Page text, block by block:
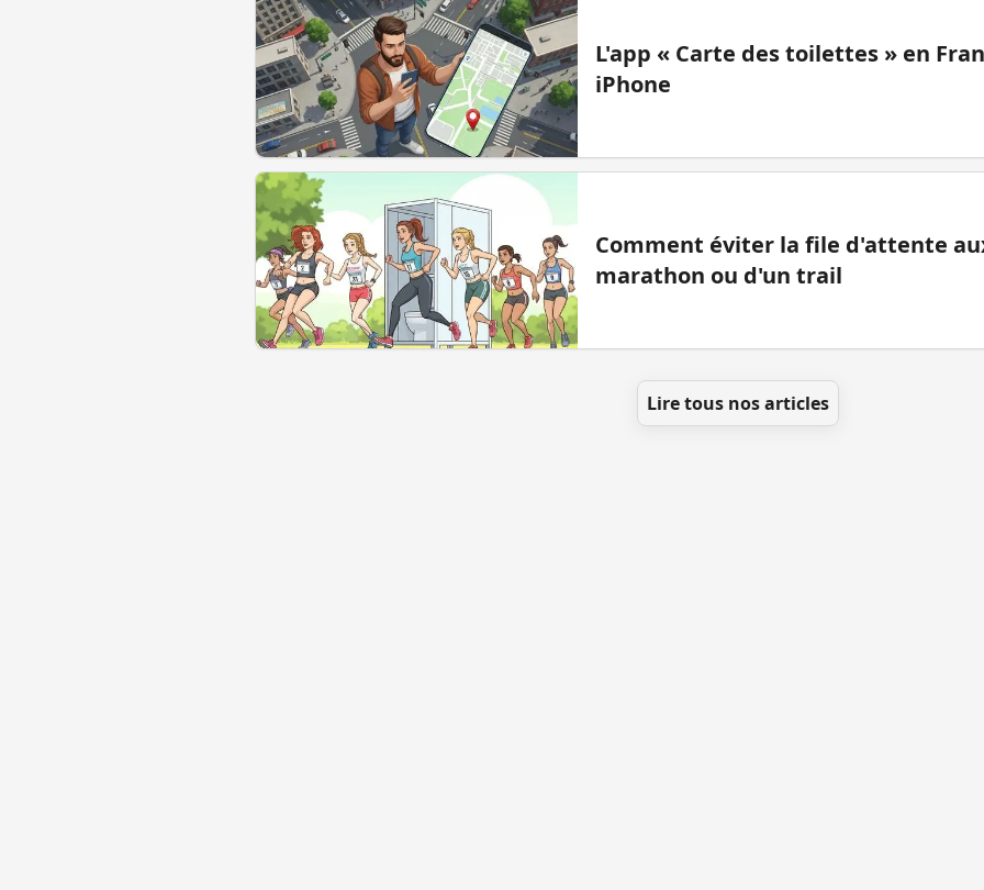
L'app « Carte des toilettes » en
iPhone
Comment éviter la file d'attente
marathon ou d'un trail
Lire tous nos articles